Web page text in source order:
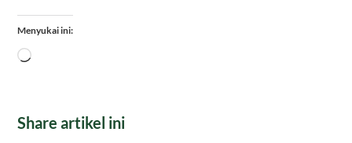
Menyukai ini:
Memuat...
Share artikel ini